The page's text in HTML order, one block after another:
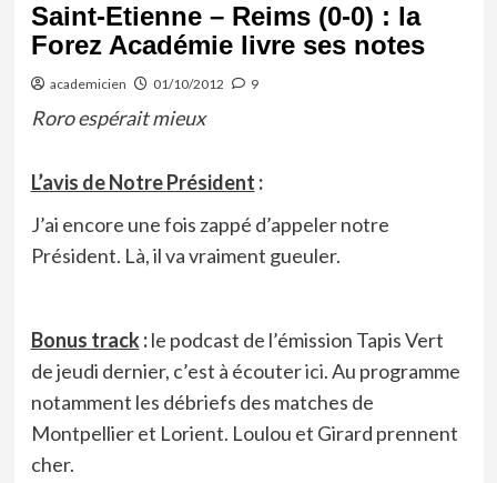
Saint-Etienne – Reims (0-0) : la
Forez Académie livre ses notes
academicien 01/10/2012 9
Roro espérait mieux
L’avis de Notre Président :
J’ai encore une fois zappé d’appeler notre
Président. Là, il va vraiment gueuler.
Bonus track:le podcast de l’émission Tapis Vert
de jeudi dernier, c’est à écouterici. Au programme
notamment les débriefs des matches de
Montpellier et Lorient. Loulou et Girard prennent
cher.